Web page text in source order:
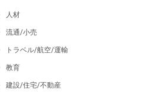
人材
流通/小売
トラベル/航空/運輸
教育
建設/住宅/不動産